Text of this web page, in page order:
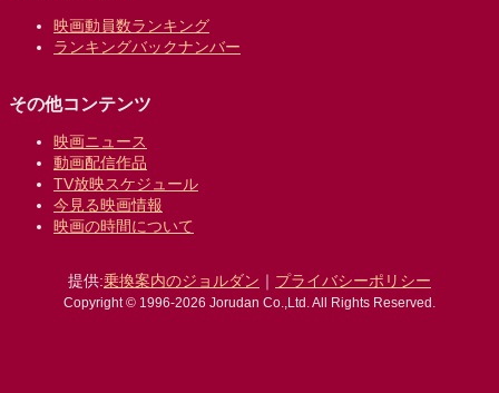
映画動員数ランキング
ランキングバックナンバー
その他コンテンツ
映画ニュース
動画配信作品
TV放映スケジュール
今見る映画情報
映画の時間について
提供:乗換案内のジョルダン ｜ プライバシーポリシー
Copyright © 1996-2026 Jorudan Co.,Ltd. All Rights Reserved.